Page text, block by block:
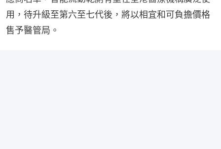
用，待升級至第六至七代後，將以相宜和可負擔價格
售予醫管局。